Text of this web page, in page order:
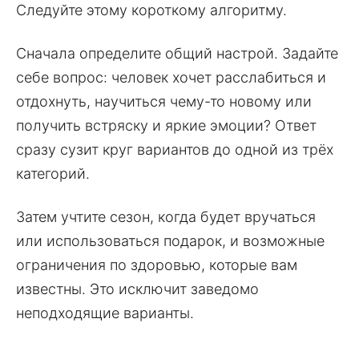
Следуйте этому короткому алгоритму.
Сначала определите общий настрой. Задайте
себе вопрос: человек хочет расслабиться и
отдохнуть, научиться чему-то новому или
получить встряску и яркие эмоции? Ответ
сразу сузит круг вариантов до одной из трёх
категорий.
Затем учтите сезон, когда будет вручаться
или использоваться подарок, и возможные
ограничения по здоровью, которые вам
известны. Это исключит заведомо
неподходящие варианты.